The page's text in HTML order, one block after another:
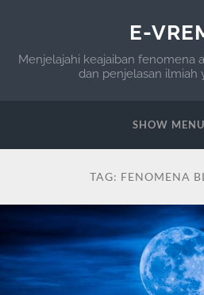
E-
Menjelajahi keajaiban fenomena
dan penjelasan ilmiah
SHOW MENU
TAG: FENOMENA